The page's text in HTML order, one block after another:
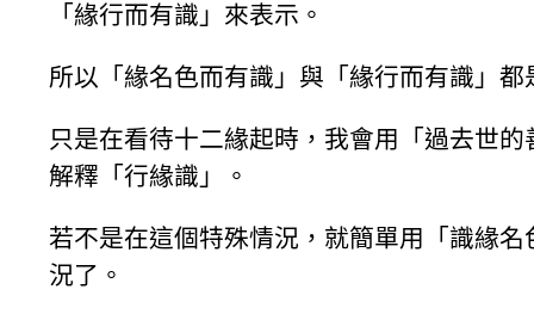
「緣行而有識」來表示。
所以「緣名色而有識」與「緣行而有識」都
只是在看待十二緣起時，我會用「過去世
解釋「行緣識」。
若不是在這個特殊情況，就簡單用「識緣
況了。